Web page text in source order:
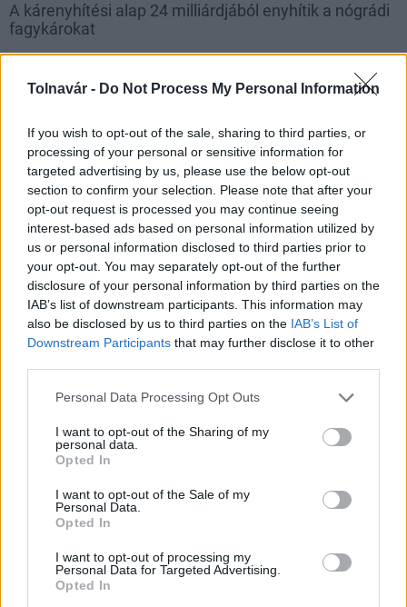
Tolnavár - Do Not Process My Personal Information
If you wish to opt-out of the sale, sharing to third parties, or
processing of your personal or sensitive information for
targeted advertising by us, please use the below opt-out
section to confirm your selection. Please note that after your
opt-out request is processed you may continue seeing
interest-based ads based on personal information utilized by
us or personal information disclosed to third parties prior to
your opt-out. You may separately opt-out of the further
disclosure of your personal information by third parties on the
IAB’s list of downstream participants. This information may
also be disclosed by us to third parties on the IAB’s List of
Downstream Participants that may further disclose it to other
Please note that this website/app uses one or more Google
not limited to your visit or usage behaviour. You may click to
grant or deny consent to Google and its third-party tags to
use your data for below specified purposes in below Google
consent section.
Personal Data Processing Opt Outs
I want to opt-out of the Sharing of my
personal data.
Opted In
I want to opt-out of the Sale of my
Personal Data.
Opted In
I want to opt-out of processing my
Personal Data for Targeted Advertising.
Opted In
A kárenyhítési alap 24 milliárdjából enyhítik a nógrádi
fagykárokat
A kárenyhítési alapban az idén 24 milliárd forint van, ebből
1
Név
E-mail cím
szabályzatot!
Országos hírek